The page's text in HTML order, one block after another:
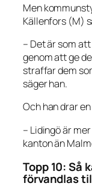
Men
Källenfors (M)
– Det är som
genom att ge
straffar dem
säger han.
Och han drar
– Lidingö är
kanton än
Topp 10: Så
förvandlas